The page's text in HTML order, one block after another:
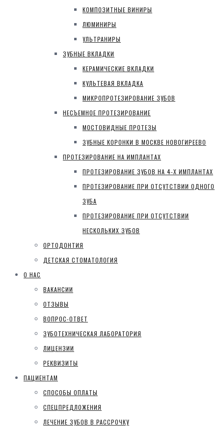
КОМПОЗИТНЫЕ ВИНИРЫ
ЛЮМИНИРЫ
УЛЬТРАНИРЫ
ЗУБНЫЕ ВКЛАДКИ
КЕРАМИЧЕСКИЕ ВКЛАДКИ
КУЛЬТЕВАЯ ВКЛАДКА
МИКРОПРОТЕЗИРОВАНИЕ ЗУБОВ
НЕСЪЕМНОЕ ПРОТЕЗИРОВАНИЕ
МОСТОВИДНЫЕ ПРОТЕЗЫ
ЗУБНЫЕ КОРОНКИ В МОСКВЕ НОВОГИРЕЕВО
ПРОТЕЗИРОВАНИЕ НА ИМПЛАНТАХ
ПРОТЕЗИРОВАНИЕ ЗУБОВ НА 4-Х ИМПЛАНТАХ
ПРОТЕЗИРОВАНИЕ ПРИ ОТСУТСТВИИ ОДНОГО
ЗУБА
ПРОТЕЗИРОВАНИЕ ПРИ ОТСУТСТВИИ
НЕСКОЛЬКИХ ЗУБОВ
ОРТОДОНТИЯ
ДЕТСКАЯ СТОМАТОЛОГИЯ
О НАС
ВАКАНСИИ
ОТЗЫВЫ
ВОПРОС-ОТВЕТ
ЗУБОТЕХНИЧЕСКАЯ ЛАБОРАТОРИЯ
ЛИЦЕНЗИИ
РЕКВИЗИТЫ
ПАЦИЕНТАМ
СПОСОБЫ ОПЛАТЫ
СПЕЦПРЕДЛОЖЕНИЯ
ЛЕЧЕНИЕ ЗУБОВ В РАССРОЧКУ